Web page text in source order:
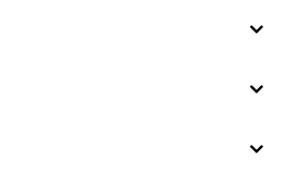
dõi dung lượng mà không cần
thời hai đầu cáp: một đầu
trúc bện 48 lớp, đảm bảo độ bền
- đủ sức đáp ứng nhu cầu sử